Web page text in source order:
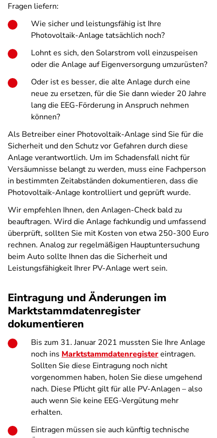
Fragen liefern:
Wie sicher und leistungsfähig ist Ihre
Photovoltaik-Anlage tatsächlich noch?
Lohnt es sich, den Solarstrom voll einzuspeisen
oder die Anlage auf Eigenversorgung umzurüsten?
Oder ist es besser, die alte Anlage durch eine
neue zu ersetzen, für die Sie dann wieder 20 Jahre
lang die EEG-Förderung in Anspruch nehmen
können?
Als Betreiber einer Photovoltaik-Anlage sind Sie für die
Sicherheit und den Schutz vor Gefahren durch diese
Anlage verantwortlich. Um im Schadensfall nicht für
Versäumnisse belangt zu werden, muss eine Fachperson
in bestimmten Zeitabständen dokumentieren, dass die
Photovoltaik-Anlage kontrolliert und geprüft wurde.
Wir empfehlen Ihnen, den Anlagen-Check bald zu
beauftragen. Wird die Anlage fachkundig und umfassend
überprüft, sollten Sie mit Kosten von etwa 250-300 Euro
rechnen. Analog zur regelmäßigen Hauptuntersuchung
beim Auto sollte Ihnen das die Sicherheit und
Leistungsfähigkeit Ihrer PV-Anlage wert sein.
Eintragung und Änderungen im
Marktstammdatenregister
dokumentieren
Bis zum 31. Januar 2021 mussten Sie Ihre Anlage
noch ins Marktstammdatenregistereintragen.
Sollten Sie diese Eintragung noch nicht
vorgenommen haben, holen Sie diese umgehend
nach. Diese Pflicht gilt für alle PV-Anlagen – also
auch wenn Sie keine EEG-Vergütung mehr
erhalten.
Eintragen müssen sie auch künftig technische